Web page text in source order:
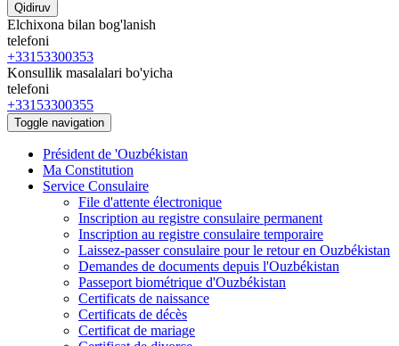
Qidiruv
Elchixona bilan bog'lanish
telefoni
+33153300353
Konsullik masalalari bo'yicha
telefoni
+33153300355
Toggle navigation
Président de 'Ouzbékistan
Ma Constitution
Service Consulaire
File d'attente électronique
Inscription au registre consulaire permanent
Inscription au registre consulaire temporaire
Laissez-passer consulaire pour le retour en Ouzbékistan
Demandes de documents depuis l'Ouzbékistan
Passeport biométrique d'Ouzbékistan
Certificats de naissance
Certificats de décès
Certificat de mariage